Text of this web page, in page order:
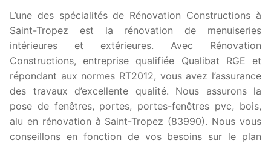
L’une des spécialités de Rénovation Constructions à
Saint-Tropez est la rénovation de menuiseries
intérieures et extérieures. Avec Rénovation
Constructions, entreprise qualifiée Qualibat RGE et
répondant aux normes RT2012, vous avez l’assurance
des travaux d’excellente qualité. Nous assurons la
pose de fenêtres, portes, portes-fenêtres pvc, bois,
alu en rénovation à Saint-Tropez (83990). Nous vous
conseillons en fonction de vos besoins sur le plan